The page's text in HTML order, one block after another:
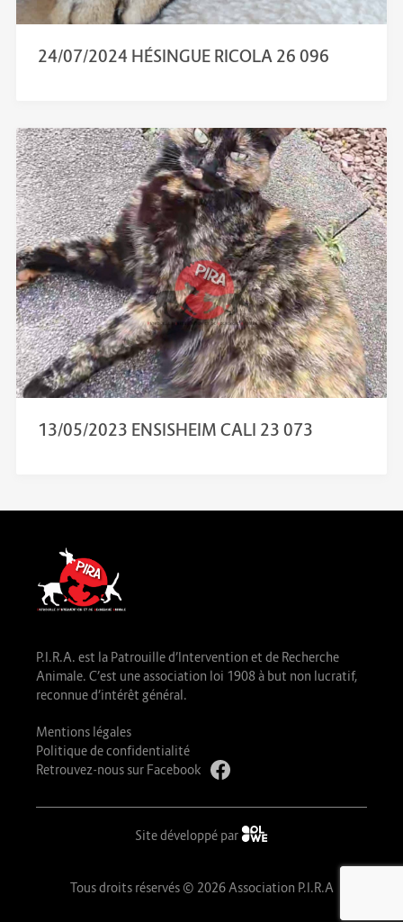
24/07/2024 HÉSINGUE RICOLA 26 096
13/05/2023 ENSISHEIM CALI 23 073
P.I.R.A. est la Patrouille d’Intervention et de Recherche
Animale. C’est une association loi 1908 à but non lucratif,
reconnue d’intérêt général.
Mentions légales
Politique de confidentialité
Retrouvez-nous sur Facebook
Site développé par
Tous droits réservés © 2026 Association P.I.R.A